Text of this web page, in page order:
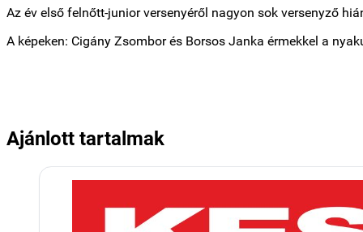
Az év első felnőtt-junior versenyéről nagyon sok versenyző
A képeken: Cigány Zsombor és Borsos Janka érmekkel a
Ajánlott tartalmak